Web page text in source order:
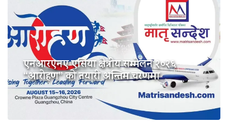
एनआरएनए एसिया क्षेत्रीय सम्मेलन २०२६
“आरोहण” को तयारी अन्तिम चरणमा